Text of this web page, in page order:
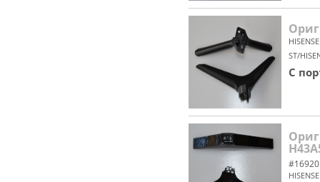
HISENSE
ST/
С
#16920
HISENSE